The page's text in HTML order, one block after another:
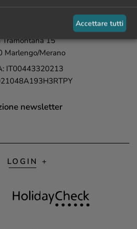
Tramontana 15
Marlengo/Merano
IT00443320213
newsletter
LOGIN
Accettare tutti